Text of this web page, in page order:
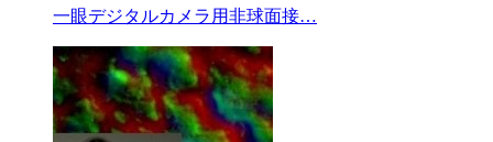
一眼デジタルカメラ用非球面接…